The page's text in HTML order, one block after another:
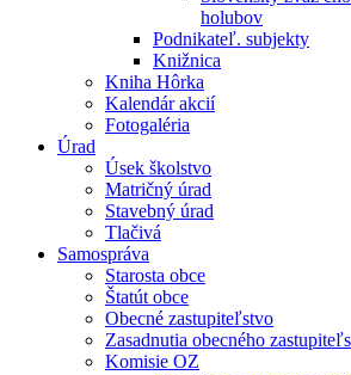
holubov
Podnikateľ. subjekty
Knižnica
Kniha Hôrka
Kalendár akcií
Fotogaléria
Úrad
Úsek školstvo
Matričný úrad
Stavebný úrad
Tlačivá
Samospráva
Starosta obce
Štatút obce
Obecné zastupiteľstvo
Zasadnutia obecného
Komisie OZ